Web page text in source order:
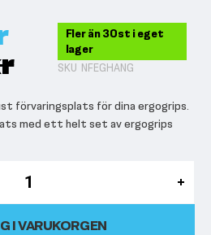
Fler än 30st i eget
lager
SKU NFEGHANG
förvaringsplats för dina ergogrips.
med ett helt set av ergogrips
I VARUKORGEN